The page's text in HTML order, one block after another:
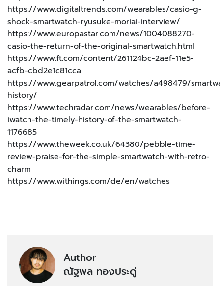
https://www.digitaltrends.com/wearables/casio-g-
shock-smartwatch-ryusuke-moriai-interview/
https://www.europastar.com/news/1004088270-
casio-the-return-of-the-original-smartwatch.html
https://www.ft.com/content/261124bc-2aef-11e5-
acfb-cbd2e1c81cca
https://www.gearpatrol.com/watches/a498479/
history/
https://www.techradar.com/news/wearables/before-
iwatch-the-timely-history-of-the-smartwatch-
1176685
https://www.theweek.co.uk/64380/pebble-time-
review-praise-for-the-simple-smartwatch-with-retro-
charm
https://www.withings.com/de/en/watches
Author
ณัฐพล ทองประดู่